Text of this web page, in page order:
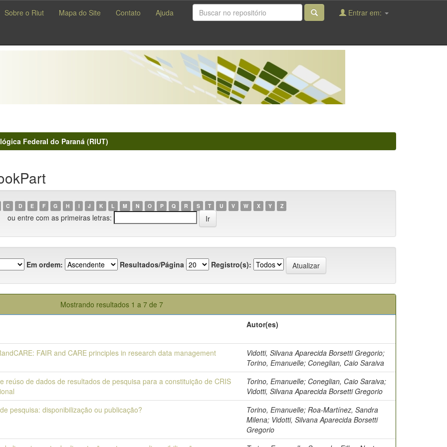
Sobre o Riut Mapa do Site Contato Ajuda Entrar em:
Federal do Paraná (RIUT)
C D E F G H I J K L M N O P Q R S T U V W X Y Z
ou entre com as primeiras letras:
Em ordem: Resultados/Página Registro(s):
Mostrando resultados 1 a 7 de 7
Autor(es)
FAIR and CARE principles in research data management
Vidotti, Silvana Aparecida Borsetti Gregorio;
Torino, Emanuelle; Coneglian, Caio Saraiva
reúso de dados de resultados de pesquisa para a constituição de CRIS
Torino, Emanuelle; Coneglian, Caio Saraiva;
Vidotti, Silvana Aparecida Borsetti Gregorio
pesquisa: disponibilização ou publicação?
Torino, Emanuelle; Roa-Martínez, Sandra
Milena; Vidotti, Silvana Aparecida Borsetti
Gregorio